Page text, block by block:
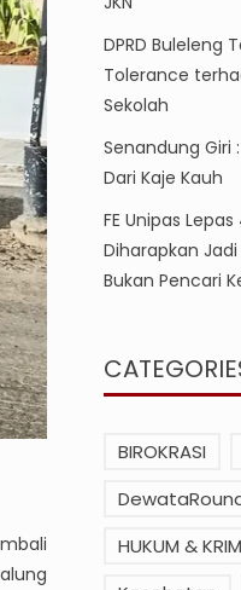
DPRD Buleleng
Tolerance
Sekolah
Senandung Giri
Dari Kaje Kauh
FE Unipas
Diharapkan
Bukan Pencari
BIROKRASI
HUKUM &